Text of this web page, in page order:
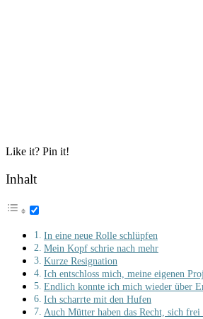
Like it? Pin it!
Inhalt
In eine neue Rolle schlüpfen
Mein Kopf schrie nach mehr
Kurze Resignation
Ich entschloss mich, meine eigenen
Endlich konnte ich mich wieder über
Ich scharrte mit den Hufen
Auch Mütter haben das Recht, sich frei